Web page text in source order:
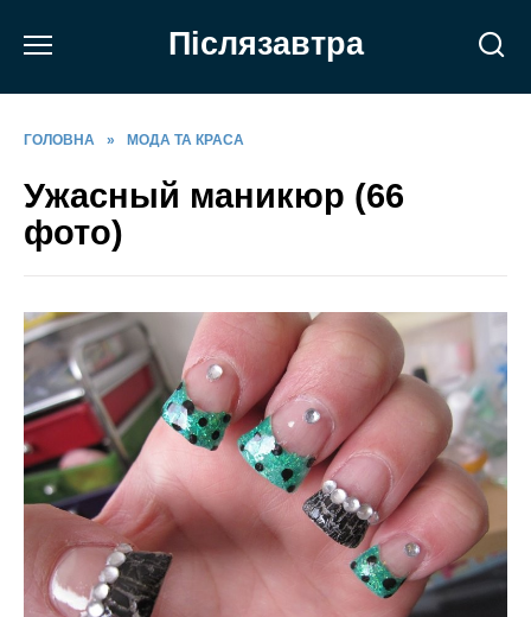
Післязавтра
ГОЛОВНА » МОДА ТА КРАСА
Ужасный маникюр (66
фото)